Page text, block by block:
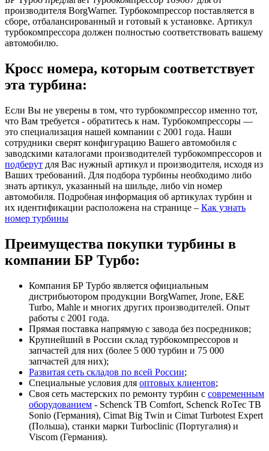
производителя BorgWarner. Турбокомпрессор поставляется в
сборе, отбалансированный и готовый к установке. Артикул
турбокомпрессора должен полностью соответствовать вашему
автомобилю.
Кросс номера, которым соответствует
эта турбина:
Если Вы не уверены в том, что турбокомпрессор именно тот,
что Вам требуется - обратитесь к нам. Турбокомпрессоры —
это специализация нашей компании с 2001 года. Наши
сотрудники сверят конфигурацию Вашего автомобиля с
заводскими каталогами производителей турбокомпрессоров и
подберут для Вас нужный артикул и производителя, исходя из
Ваших требований. Для подбора турбины необходимо либо
знать артикул, указанный на шильде, либо vin номер
автомобиля. Подробная информация об артикулах турбин и
их идентификации расположена на странице – Как узнать
номер турбины
Преимущества покупки турбины в
компании БР Турбо:
Компания БР Турбо является официальным
дистрибьютором продукции BorgWarner, Jrone, E&E
Turbo, Mahle и многих других производителей. Опыт
работы с 2001 года.
Прямая поставка напрямую с завода без посредников;
Крупнейший в России склад турбокомпрессоров и
запчастей для них (более 5 000 турбин и 75 000
запчастей для них);
Развитая сеть складов по всей России;
Специальные условия для оптовых клиентов;
Своя сеть мастерских по ремонту турбин с современным
оборудованием - Schenck TB Comfort, Schenck RoTec TB
Sonio (Германия), Cimat Big Twin и Cimat Turbotest Expert
(Польша), станки марки Turboclinic (Португалия) и
Viscom (Германия).